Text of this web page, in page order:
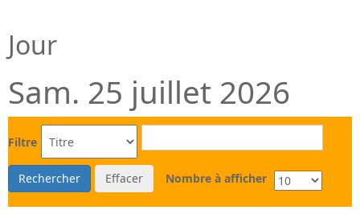
Jour
Sam. 25 juillet 2026
Filtre
Rechercher Effacer Nombre à afficher